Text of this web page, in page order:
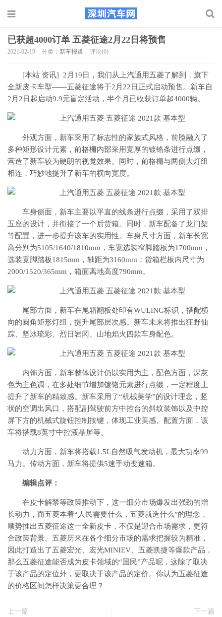
已获超4000订单 五菱征途2月22日将预售
2021-02-19 分类： 新车报道 评论(0)
[本站 资讯] 2月19日，我们从上汽通用五菱了解到，旗下
全新皮卡车型――五菱征途将于2月22日正式启动预售。新车自
2月2日起启动9.9元盲定活动，半个月已收获订单超4000辆。
外观方面，新车采用了标志性的家族式风格，前脸融入了
多种矩形设计元素，前格栅内部采用宽厚的镀铬条进行点缀，
营造了新车较为硬朗的视觉效果。同时，前格栅与两侧大灯组
相连，巧妙地提升了新车的横向宽度。
车身侧面，新车主要以平直的线条进行点缀，采用了双排
五座的设计，并衔接了一个后货箱。同时，新车配备了龙门架
等配置，进一步提升该车的实用性。车身尺寸方面，新车长宽
高分别为5105/1640/1810mm，车宽选装窄脚踏板为1700mm，
选装宽脚踏板1815mm，轴距为3160mm；货箱栏板内尺寸为
2000/1520/365mm，箱面离地高度790mm。
尾部方面，新车在尾箱翻板处印有WULING标识，搭配横
向的圆角矩形灯组，提升尾部层次感。新车未来将推出狂野仙
踪、坚冰琉彩、烈日岩冈、山地焰火四款车身配色。
内饰方面，新车整体设计仍以实用为主，配色方面，深灰
色为主色调，在多处细节增加镀铬元素进行点缀，一定程度上
提升了新车的精致感。新车采用了“机械美学”的设计理念，竖
状的空调出风口，搭配副驾驶前方中控台的斜纹装饰以及中控
屏下方的机械式旋钮控制按键，体现工业美感。配置方面，该
车将搭载8英寸中控液晶屏等。
动力方面，新车将搭载1.5L自然吸气发动机，最大功率99
马力。传动方面，新车将提供5速手动变速箱。
编辑点评：
在皮卡解禁等政策推动下，这一细分市场爆发出强劲的增
长动力，而五菱本着“人民需要什么，五菱就造什么”的理念，
顺势推出五菱征途这一全新皮卡，不仅是迎合市场需求，更符
合政策背景。五菱历来在各个细分市场的需求把握较为精准，
因此打造出了五菱宏光、宏光MINIEV、五菱凯捷等爆款产品，
那么五菱征途能否成为皮卡领域的“国民”产品呢，这除了取决
于该产品的定位外，更取决于该产品的定价。你认为五菱征途
的价格区间怎样决策更合理？
上一篇
下一篇